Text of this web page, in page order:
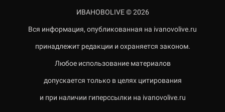
ИВАНОВОLIVE © 2026
Вся информация, опубликованная на ivanovolive.ru
принадлежит редакции и охраняется законом.
Любое использование материалов
допускается только в целях цитирования
и при наличии гиперссылки на ivanovolive.ru